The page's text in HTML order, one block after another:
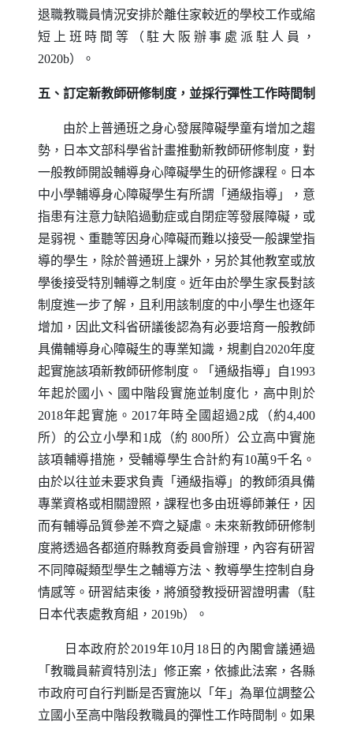
退職教職員情況安排於離住家較近的學校工作或縮
短上班時間等（駐大阪辦事處派駐人員，
2020b）。
五、訂定新教師研修制度，並採行彈性工作時間制
由於上普通班之身心發展障礙學童有增加之趨
勢，日本文部科學省計畫推動新教師研修制度，對
一般教師開設輔導身心障礙學生的研修課程。日本
中小學輔導身心障礙學生有所謂「通級指導」，意
指患有注意力缺陷過動症或自閉症等發展障礙，或
是弱視、重聽等因身心障礙而難以接受一般課堂指
導的學生，除於普通班上課外，另於其他教室或放
學後接受特別輔導之制度。近年由於學生家長對該
制度進一步了解，且利用該制度的中小學生也逐年
增加，因此文科省研議後認為有必要培育一般教師
具備輔導身心障礙生的專業知識，規劃自2020年度
起實施該項新教師研修制度。「通級指導」自1993
年起於國小、國中階段實施並制度化，高中則於
2018年起實施。2017年時全國超過2成（約4,400
所）的公立小學和1成（約 800所）公立高中實施
該項輔導措施，受輔導學生合計約有10萬9千名。
由於以往並未要求負責「通級指導」的教師須具備
專業資格或相關證照，課程也多由班導師兼任，因
而有輔導品質參差不齊之疑慮。未來新教師研修制
度將透過各都道府縣教育委員會辦理，內容有研習
不同障礙類型學生之輔導方法、教導學生控制自身
情感等。研習結束後，將頒發教授研習證明書（駐
日本代表處教育組，2019b）。
日本政府於2019年10月18日的內閣會議通過
「教職員薪資特別法」修正案，依據此法案，各縣
巿政府可自行判斷是否實施以「年」為單位調整公
立國小至高中階段教職員的彈性工作時間制。如果